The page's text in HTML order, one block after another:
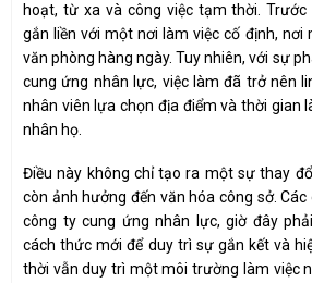
hoạt, từ xa và công việc tạm thời. Trước
gắn liền với một nơi làm việc cố định, nơi
văn phòng hàng ngày. Tuy nhiên, với sự
cung ứng nhân lực, việc làm đã trở nên
nhân viên lựa chọn địa điểm và thời gian
nhân họ.
Điều này không chỉ tạo ra một sự thay
còn ảnh hưởng đến văn hóa công sở.
công ty cung ứng nhân lực, giờ đây
cách thức mới để duy trì sự gắn kết và
thời vẫn duy trì một môi trường làm việc